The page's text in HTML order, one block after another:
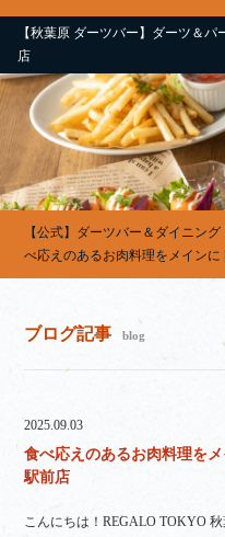
【秋葉原 ダーツバー】ダーツ＆
店
【公式】ダーツバー＆ダイニン
べ応えのあるお肉料理をメイン
ブログ記事 blog
2025.09.03
食べ応えのあるお肉料理を
駅前店
こんにちは！REGALO TOKYO 秋